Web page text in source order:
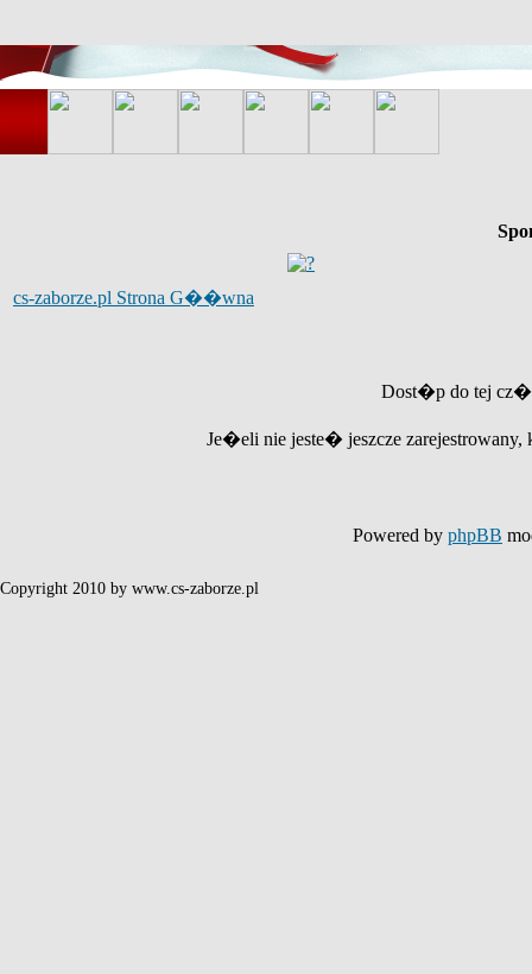
cs-zaborze.pl Strona G��wna
Dost�p do tej
Je�eli nie jeste� jeszcze
Powered by phpBB
Copyright 2010 by www.cs-zaborze.pl